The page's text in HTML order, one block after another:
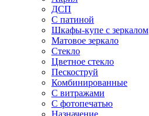
ДСП
С патиной
Шкафы-купе с зеркалом
Матовое зеркало
Стекло
Цветное стекло
Пескоструй
Комбинированные
С витражами
С фотопечатью
Назначение